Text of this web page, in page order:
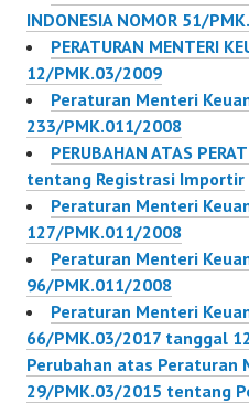
MENTERI KEUANGAN
REPUBLIK INDONESIA,
Menimbang : bahwa
dalam rangka
penyelenggaraan
kewajiban pelayanan
umum (public service
obligation) yang
ditetapkan oleh
Pemerintah terhadap
pelayanan umum
bidang…
INDONESIA NOMOR 51/
PERATURAN MENTERI
12/PMK.03/2009
Peraturan Menteri
233/PMK.011/2008
PERUBAHAN ATAS
tentang Registrasi Importir
Peraturan Menteri
127/PMK.011/2008
Peraturan Menteri
96/PMK.011/2008
Peraturan Menteri
66/PMK.03/2017 tanggal
Perubahan atas Peraturan
29/PMK.03/2015 tentang